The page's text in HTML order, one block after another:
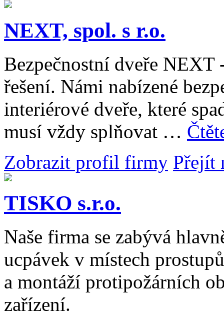
NEXT, spol. s r.o.
Bezpečnostní dveře
řešení. Námi nabízené
interiérové dveře, které
musí vždy splňovat …
Zobrazit profil firmy Přejít
TISKO s.r.o.
Naše firma se zabývá
ucpávek v místech
a montáží protipožárních
zařízení.